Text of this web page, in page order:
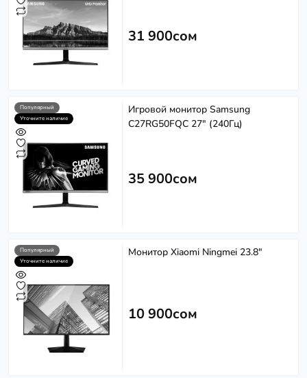
31 900сом
Популярный
Уточните наличие
Игровой монитор Samsung
C27RG50FQC 27" (240Гц)
35 900сом
Популярный
Уточните наличие
Монитор Xiaomi Ningmei 23.8"
10 900сом